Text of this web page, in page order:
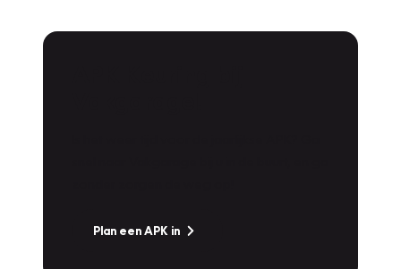
Plan een APK in